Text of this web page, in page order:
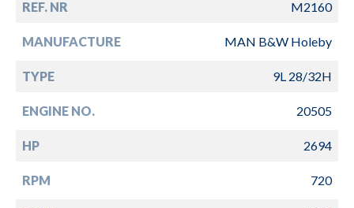
REF. NR M2160
MANUFACTURE MAN B&W Holeby
TYPE 9L 28/32H
ENGINE NO. 20505
HP 2694
RPM 720